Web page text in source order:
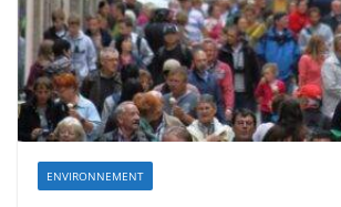
ENVIRONNEMENT